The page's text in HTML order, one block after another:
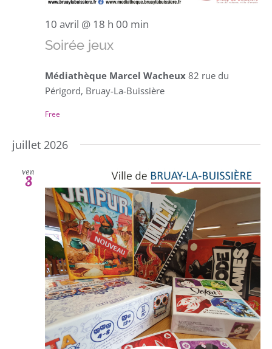
10 avril @ 18 h 00 min
Soirée jeux
Médiathèque Marcel Wacheux 82 rue du
Périgord, Bruay-La-Buissière
Free
juillet 2026
ven
3